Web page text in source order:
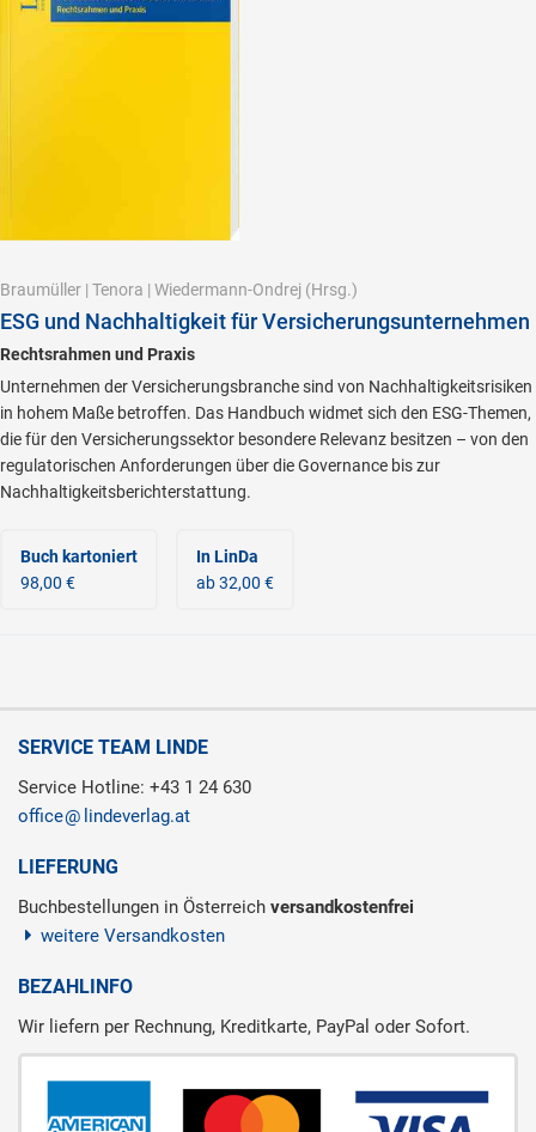
Braumüller | Tenora | Wiedermann-Ondrej (Hrsg.)
ESG und Nachhaltigkeit für Versicherungsunternehmen
Rechtsrahmen und Praxis
Unternehmen der Versicherungsbranche sind von Nachhaltigkeitsrisiken
in hohem Maße betroffen. Das Handbuch widmet sich den ESG-Themen,
die für den Versicherungssektor besondere Relevanz besitzen – von den
regulatorischen Anforderungen über die Governance bis zur
Nachhaltigkeitsberichterstattung.
Buch kartoniert
98,00 €
In LinDa
ab 32,00 €
SERVICE TEAM LINDE
Service Hotline: +43 1 24 630
office
lindeverlag.at
LIEFERUNG
Buchbestellungen in Österreich versandkostenfrei
weitere Versandkosten
BEZAHLINFO
Wir liefern per Rechnung, Kreditkarte, PayPal oder Sofort.